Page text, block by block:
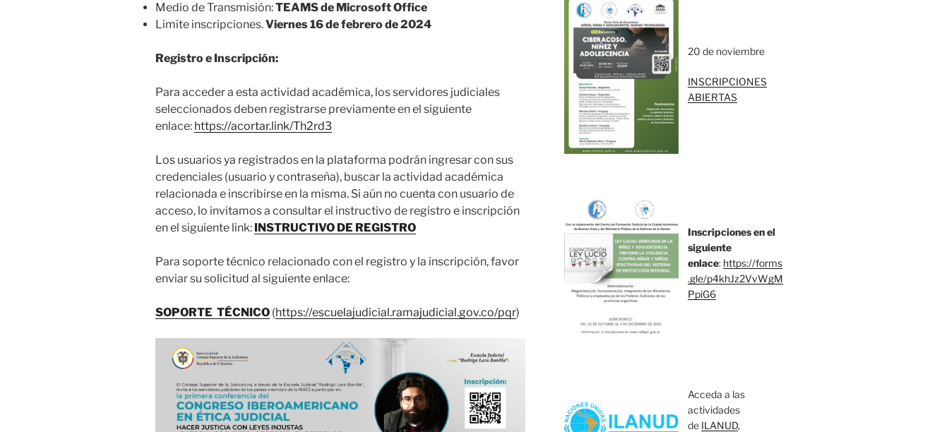
Medio de Transmisión:TEAMS de Microsoft Office
Limite inscripciones.Viernes 16 de febrero de 2024
Registro e Inscripción:
Para acceder a esta actividad académica, los servidores judiciales
seleccionados deben registrarse previamente en el siguiente
enlace: https://acortar.link/Th2rd3
Los usuarios ya registrados en la plataforma podrán ingresar con sus
credenciales (usuario y contraseña), buscar la actividad académica
relacionada e inscribirse en la misma. Si aún no cuenta con usuario de
acceso, lo invitamos a consultar el instructivo de registro e inscripción
en el siguiente link: INSTRUCTIVO DE REGISTRO
Para soporte técnico relacionado con el registro y la inscripción, favor
enviar su solicitud al siguiente enlace:
SOPORTE TÉCNICO (https://escuelajudicial.ramajudicial.gov.co/pqr)
20 de noviembre
INSCRIPCIONES
ABIERTAS
Inscripciones en el
siguiente
enlace: https://forms
.gle/p4khJz2VvWgM
PpiG6
Acceda a las
actividades
de ILANUD,